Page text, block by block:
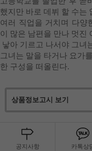
했지만 바로 데뷔 할 수는
여러 직업을 거치며 다양
이 많은 남편을 만나 멋진
낳아 기르고 나서야 그녀
그녀는 말을 타거나 요가
한 구성을 떠올린다.
상품정보고시 보기
공지사항 카톡상